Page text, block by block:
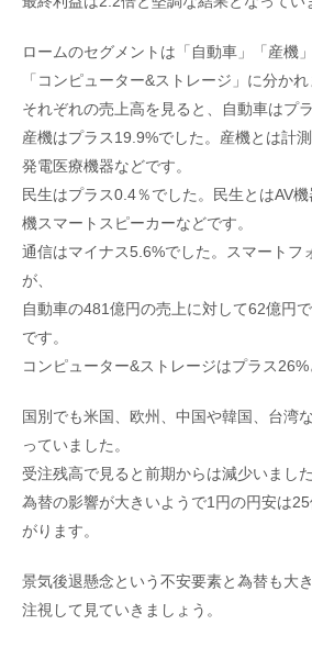
ロームのセグメントは「自動車」「産機
「コンピューター&ストレージ」に分かれ
それぞれの売上高を見ると、自動車はプ
産機はプラス19.9%でした。産機とは計
発電医療機器などです。
民生はプラス0.4％でした。民生とはAV
機スマートスピーカーなどです。
通信はマイナス5.6%でした。スマートフ
が、
自動車の481億円の売上に対して62億円
です。
コンピューター&ストレージはプラス26%
国別でも米国、欧州、中国や韓国、台湾
っていました。
受注残高で見ると前期からは減少いまし
為替の影響が大きいようで1円の円安は
がります。
景気後退懸念という不安要素と為替も大
注視して見ていきましょう。